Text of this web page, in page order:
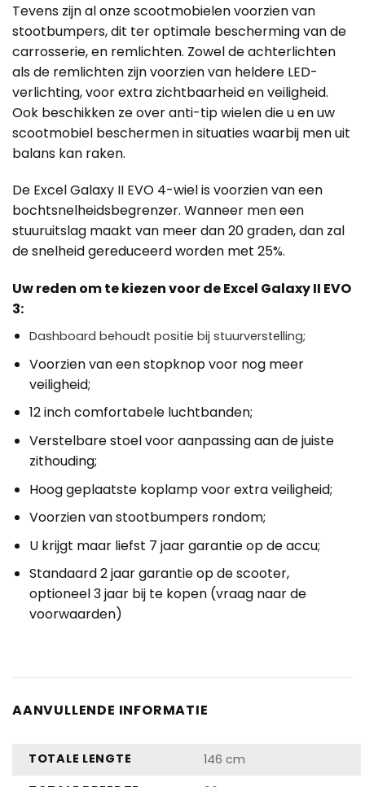
Tevens zijn al onze scootmobielen voorzien van
stootbumpers, dit ter optimale bescherming van de
carrosserie, en remlichten. Zowel de achterlichten
als de remlichten zijn voorzien van heldere LED-
verlichting, voor extra zichtbaarheid en veiligheid.
Ook beschikken ze over anti-tip wielen die u en uw
scootmobiel beschermen in situaties waarbij men uit
balans kan raken.
De Excel Galaxy II EVO 4-wiel is voorzien van een
bochtsnelheidsbegrenzer. Wanneer men een
stuuruitslag maakt van meer dan 20 graden, dan zal
de snelheid gereduceerd worden met 25%.
Uw reden om te kiezen voor de Excel Galaxy II EVO
3:
Dashboard behoudt positie bij stuurverstelling;
Voorzien van een stopknop voor nog meer
veiligheid;
12 inch comfortabele luchtbanden;
Verstelbare stoel voor aanpassing aan de juiste
zithouding;
Hoog geplaatste koplamp voor extra veiligheid;
Voorzien van stootbumpers rondom;
U krijgt maar liefst 7 jaar garantie op de accu;
Standaard 2 jaar garantie op de scooter,
optioneel 3 jaar bij te kopen (vraag naar de
voorwaarden)
AANVULLENDE INFORMATIE
TOTALE LENGTE
146 cm